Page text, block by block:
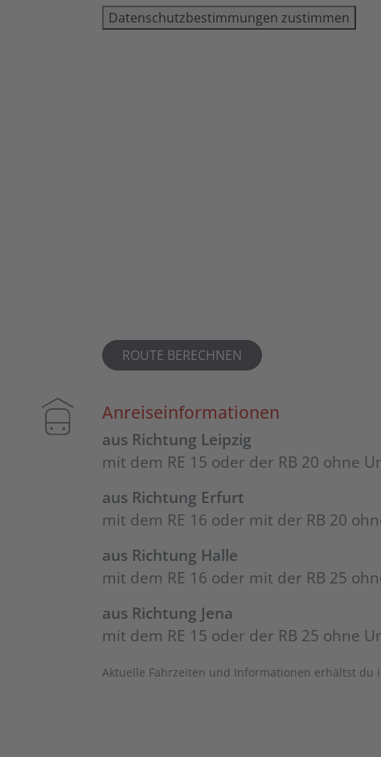
Datenschutzbestimmungen zustimmen
ROUTE BERECHNEN
Anreiseinformationen
aus Richtung Leipzig
mit dem RE 15 oder der RB 20 ohne
aus Richtung Erfurt
mit dem RE 16 oder mit der RB 20
aus Richtung Halle
mit dem RE 16 oder mit der RB 25
aus Richtung Jena
mit dem RE 15 oder der RB 25 ohne
Aktuelle Fahrzeiten und Informationen erhältst du